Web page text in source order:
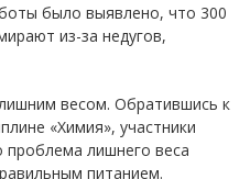
было выявлено, что 300
из-за недугов,
весом. Обратившись к
«Химия», участники
проблема лишнего веса
питанием.